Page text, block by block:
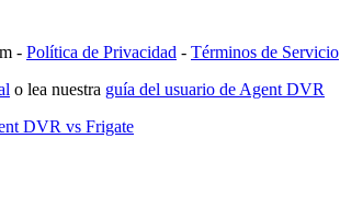
- Política de Privacidad - Términos de Servicio
o lea nuestra guía del usuario de Agent DVR
DVR vs Frigate